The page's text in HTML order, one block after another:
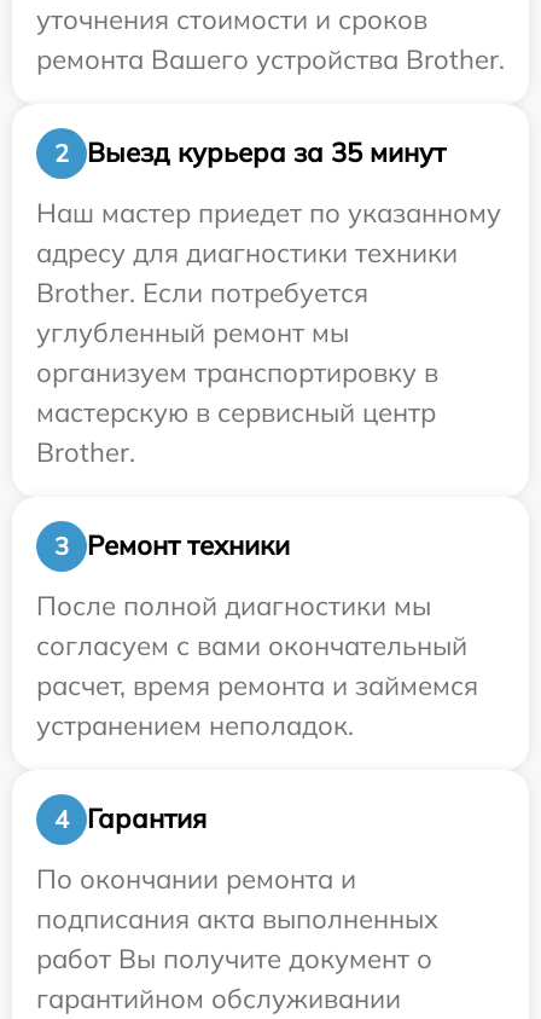
уточнения стоимости и сроков
ремонта Вашего устройства Brother.
2
Выезд курьера за 35 минут
Наш мастер приедет по указанному
адресу для диагностики техники
Brother. Если потребуется
углубленный ремонт мы
организуем транспортировку в
мастерскую в сервисный центр
Brother.
3
Ремонт техники
После полной диагностики мы
согласуем с вами окончательный
расчет, время ремонта и займемся
устранением неполадок.
4
Гарантия
По окончании ремонта и
подписания акта выполненных
работ Вы получите документ о
гарантийном обслуживании